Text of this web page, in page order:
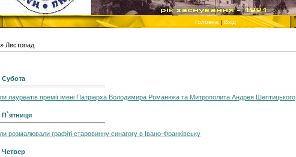
Головна | Вхід
» Листопад
Субота
лауреатів премії імені Патріарха Володимира Романюка та Митрополита Андрея Шептицького
П`ятниця
розмалювали графіті старовинну синагогу в Івано-Франківську
Четвер